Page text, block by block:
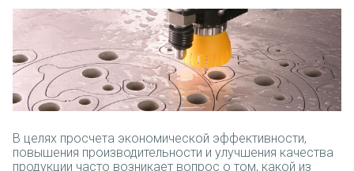
В целях просчета экономической эффективности,
повышения производительности и улучшения качества
продукции часто возникает вопрос о том, какой из